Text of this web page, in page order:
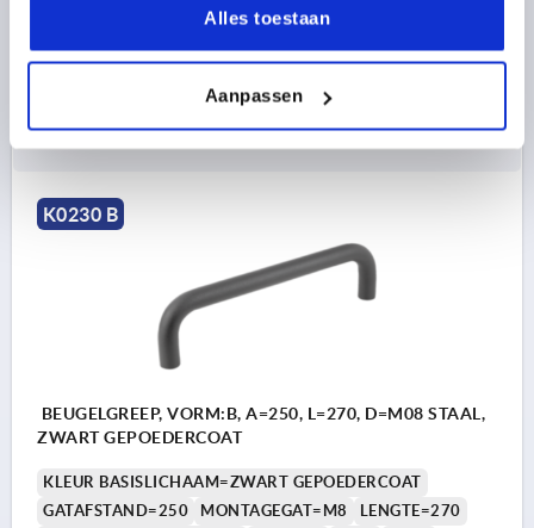
Alles toestaan
Aanpassen
DRAAGKRACHT N =1000
VORM=B
Bestelnummer:K0230.200084
excl. BTW
DETAILS
K0230 B
BEUGELGREEP, VORM:B, A=250, L=270, D=M08 STAAL,
ZWART GEPOEDERCOAT
KLEUR BASISLICHAAM=ZWART GEPOEDERCOAT
GATAFSTAND=250
MONTAGEGAT=M8
LENGTE=270